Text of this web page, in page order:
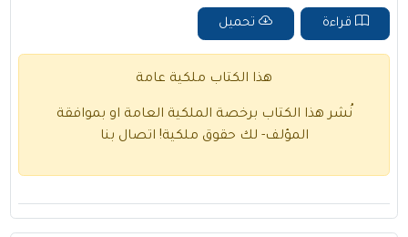
قراءة تحميل
هذا الكتاب ملكية عامة
نُشر هذا الكتاب برخصة الملكية العامة او بموافقة
المؤلف- لك حقوق ملكية! اتصال بنا